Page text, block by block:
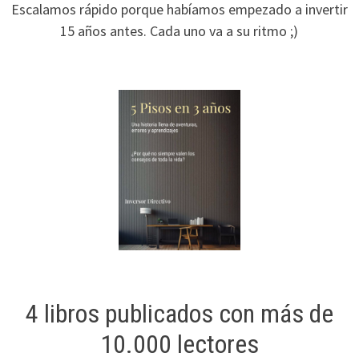
Escalamos rápido porque habíamos empezado a invertir
15 años antes. Cada uno va a su ritmo ;)
4 libros publicados con más de
10.000 lectores